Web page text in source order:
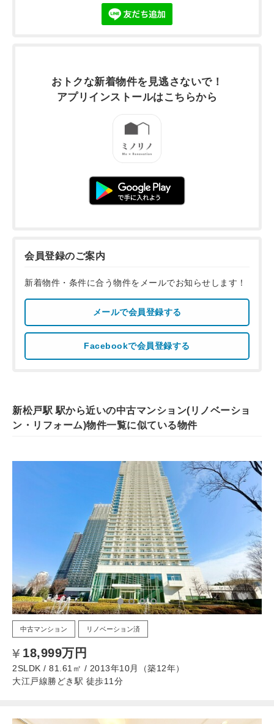
おトクな新着物件を 見逃さないで！
アプリインストールはこちらから
会員登録のご案内
新着物件・条件に合う物件をメールでお知らせします！
メールで会員登録する
Facebookで会員登録する
新松戸駅 駅から近いの中古マンション(リノベーショ
ン・リフォーム)物件一覧に似ている物件
中古マンション リノベーション済
18,999万円
2SLDK / 81.61㎡ / 2013年10月（築12年）
大江戸線勝どき駅 徒歩11分